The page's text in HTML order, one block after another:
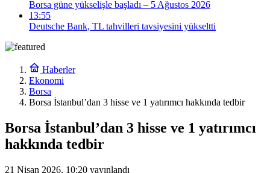
Borsa güne yükselişle başladı – 5 Ağustos 2026
13:55
Deutsche Bank, TL tahvilleri tavsiyesini yükseltti
Haberler
Ekonomi
Borsa
Borsa İstanbul’dan 3 hisse ve 1 yatırımcı hakkında tedbir
Borsa İstanbul’dan 3 hisse ve 1 yatırımcı
hakkında tedbir
21 Nisan 2026, 10:20 yayınlandı